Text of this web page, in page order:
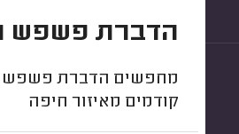
הדברת פשפש
מחפשים הדברת פשפש
קודמים מאיזור חיפה